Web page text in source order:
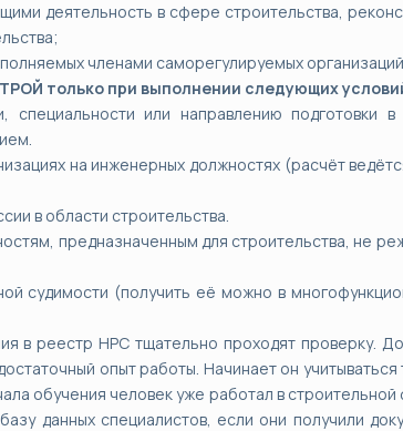
деятельность в сфере строительства,
членами саморегулируемых
только при выполнении следующих
или направлению подготовки в
на инженерных должностях (расчёт
в области строительства.
предназначенным для строительства, не
судимости (получить её можно в
в реестр НРС тщательно проходят проверку.
опыт работы. Начинает он учитываться
обучения человек уже работал в
данных специалистов, если они получили